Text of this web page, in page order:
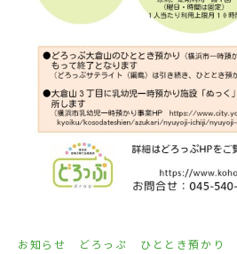
お知らせ どろっぷ ひととき預かり